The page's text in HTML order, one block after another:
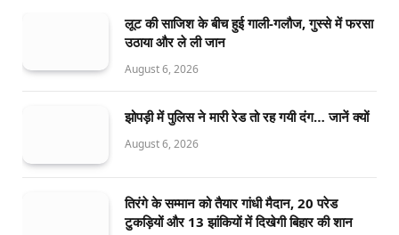
लूट की साजिश के बीच हुई गाली-गलौज, गुस्से में फरसा
उठाया और ले ली जान
August 6, 2026
झोपड़ी में पुलिस ने मारी रेड तो रह गयी दंग… जानें क्यों
August 6, 2026
तिरंगे के सम्मान को तैयार गांधी मैदान, 20 परेड
टुकड़ियों और 13 झांकियों में दिखेगी बिहार की शान